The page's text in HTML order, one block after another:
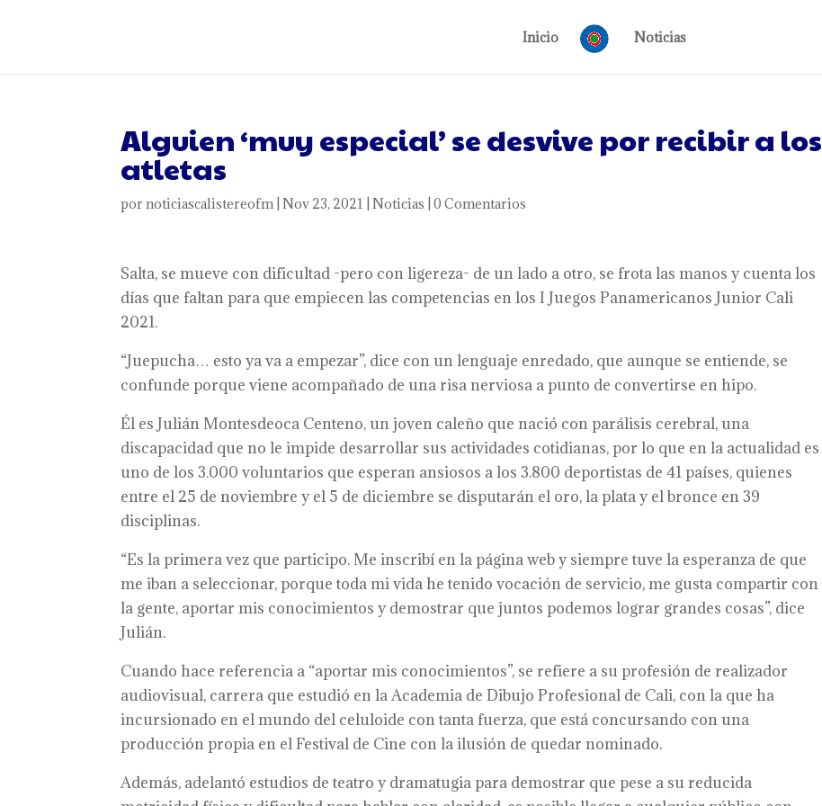
Inicio Noticias
Alguien ‘muy especial’ se desvive por recibir a los
atletas
pornoticiascalistereofm|Nov 23, 2021 |Noticias |0 Comentarios
Salta, se mueve con dificultad -pero con ligereza- de un lado a otro, se frota las manos y cuenta los
días que faltan para que empiecen las competencias en los I Juegos Panamericanos Junior Cali
2021.
“Juepucha… esto ya va a empezar”, dice con un lenguaje enredado, que aunque se entiende, se
confunde porque viene acompañado de una risa nerviosa a punto de convertirse en hipo.
Él es Julián Montesdeoca Centeno, un joven caleño que nació con parálisis cerebral, una
discapacidad que no le impide desarrollar sus actividades cotidianas, por lo que en la actualidad es
uno de los 3.000 voluntarios que esperan ansiosos a los 3.800 deportistas de 41 países, quienes
entre el 25 de noviembre y el 5 de diciembre se disputarán el oro, la plata y el bronce en 39
disciplinas.
“Es la primera vez que participo. Me inscribí en la página web y siempre tuve la esperanza de que
me iban a seleccionar, porque toda mi vida he tenido vocación de servicio, me gusta compartir con
la gente, aportar mis conocimientos y demostrar que juntos podemos lograr grandes cosas”, dice
Julián.
Cuando hace referencia a “aportar mis conocimientos”, se refiere a su profesión de realizador
audiovisual, carrera que estudió en la Academia de Dibujo Profesional de Cali, con la que ha
incursionado en el mundo del celuloide con tanta fuerza, que está concursando con una
producción propia en el Festival de Cine con la ilusión de quedar nominado.
Además, adelantó estudios de teatro y dramatugia para demostrar que pese a su reducida